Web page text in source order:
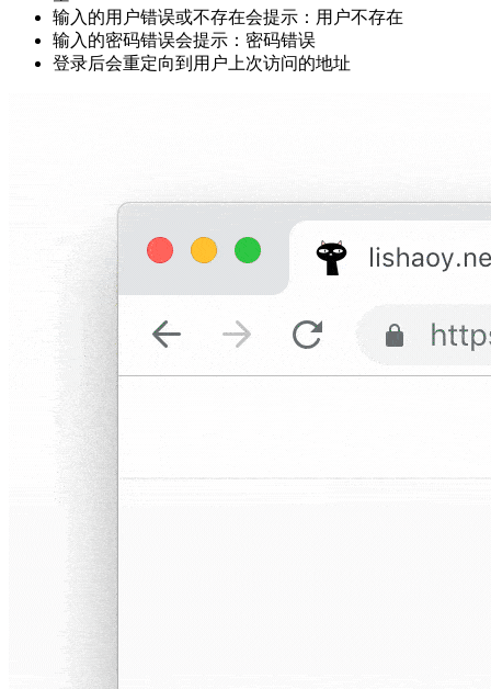
输入的用户错误或不存在会提示：用户不存在
输入的密码错误会提示：密码错误
登录后会重定向到用户上次访问的地址